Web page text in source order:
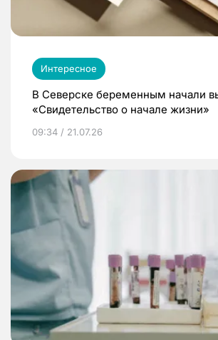
Интересное
В Северске беременным начали
«Свидетельство о начале жизни»
09:34 / 21.07.26